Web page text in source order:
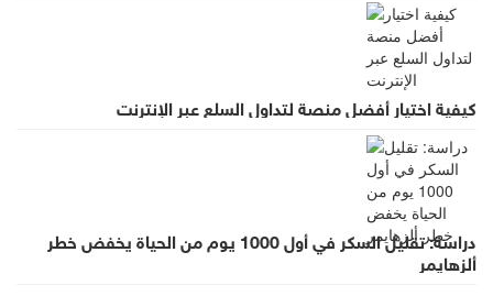
كيفية اختيار أفضل منصة لتداول السلع عبر الإنترنت
دراسة: تقليل السكر في أول 1000 يوم من الحياة يخفض خطر
ألزهايمر